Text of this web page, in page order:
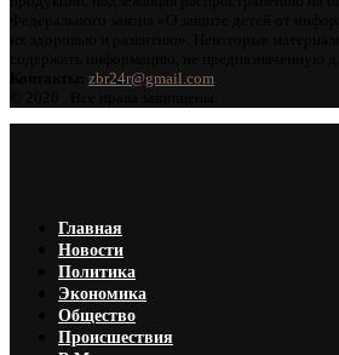
zbr24r@gmail.com
Главная
Новости
Политика
Экономика
Общество
Происшествия